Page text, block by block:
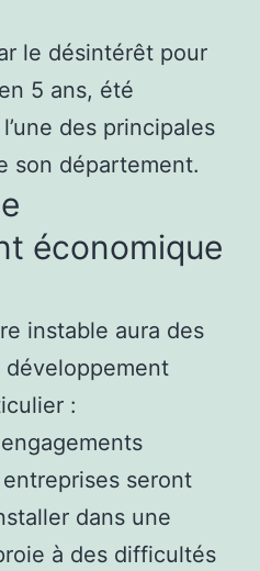
le désintérêt pour
5 ans, été
des principales
son département.
économique
instable aura des
développement
:
seront
dans une
à des difficultés